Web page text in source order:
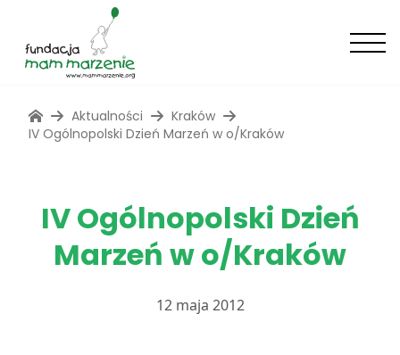
Aktualności
Kraków
IV Ogólnopolski Dzień Marzeń w o/Kraków
IV Ogólnopolski Dzień
Marzeń w o/Kraków
12 maja 2012